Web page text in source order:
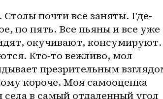
почти все заняты. Где-
по пять. Все пьяны и все уже
окучивают, консумируют.
Кто-то вежливо, мол
презрительным
короче. Моя самооценка
села в самый отдаленный угол